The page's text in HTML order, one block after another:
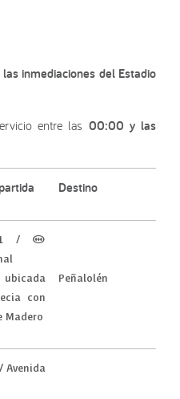
inmediaciones del Estadio
entre las 00:00 y las
Destino
/ (M)
con
Madero
Peñalolén
Avenida